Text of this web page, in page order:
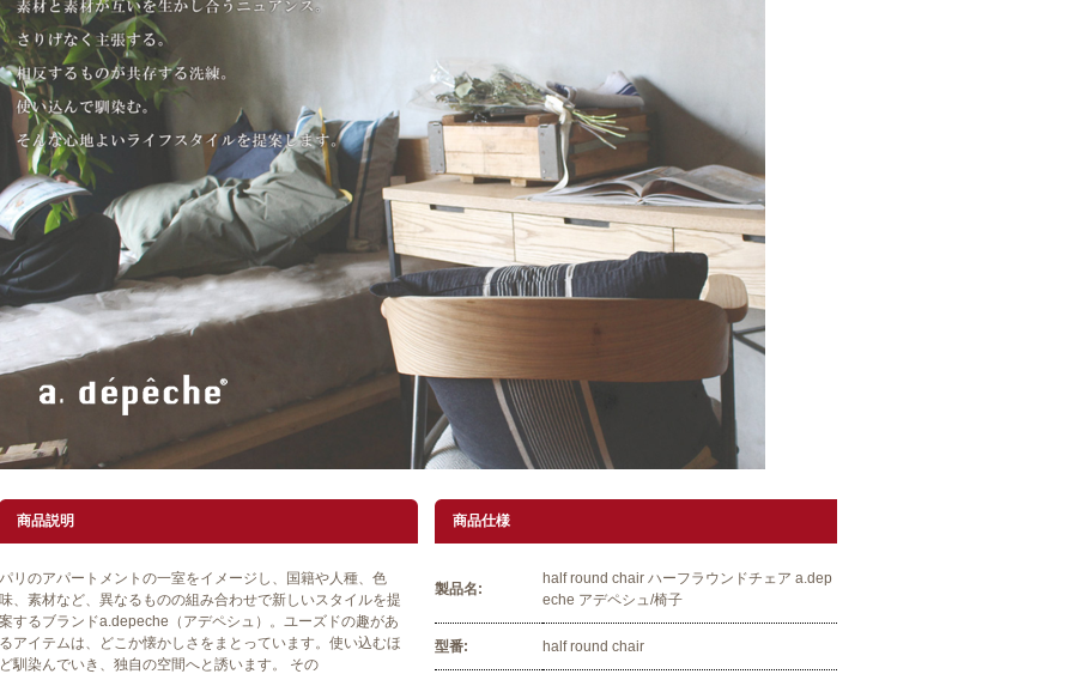
商品説明
パリのアパートメントの一室をイメージし、国籍や人種、色
味、素材など、異なるものの組み合わせで新しいスタイルを提
案するブランドa.depeche（アデペシュ）。ユーズドの趣があ
るアイテムは、どこか懐かしさをまとっています。使い込むほ
ど馴染んでいき、独自の空間へと誘います。 その
商品仕様
製品名:
half round chair ハーフラウンドチェア a.dep
eche アデペシュ/椅子
型番: half round chair